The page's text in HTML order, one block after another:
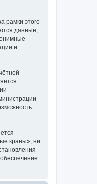
рамки этого
данные,
и
краны», ни